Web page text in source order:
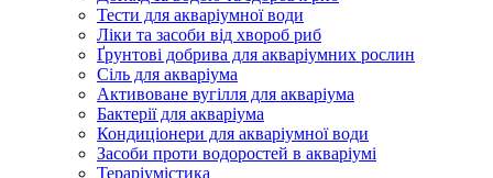
Тести для акваріумної води
Ліки та засоби від хвороб риб
Ґрунтові добрива для акваріумних рослин
Сіль для акваріума
Активоване вугілля для акваріума
Бактерії для акваріума
Кондиціонери для акваріумної води
Засоби проти водоростей в акваріумі
Тераріумістика